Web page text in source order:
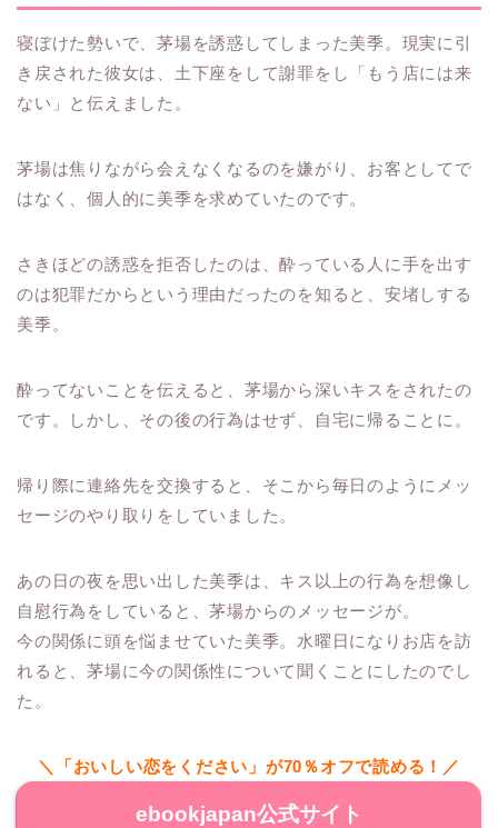
寝ぼけた勢いで、茅場を誘惑してしまった美季。現実に引
き戻された彼女は、土下座をして謝罪をし「もう店には来
ない」と伝えました。
茅場は焦りながら会えなくなるのを嫌がり、お客としてで
はなく、個人的に美季を求めていたのです。
さきほどの誘惑を拒否したのは、酔っている人に手を出す
のは犯罪だからという理由だったのを知ると、安堵しする
美季。
酔ってないことを伝えると、茅場から深いキスをされたの
です。しかし、その後の行為はせず、自宅に帰ることに。
帰り際に連絡先を交換すると、そこから毎日のようにメッ
セージのやり取りをしていました。
あの日の夜を思い出した美季は、キス以上の行為を想像し
自慰行為をしていると、茅場からのメッセージが。
今の関係に頭を悩ませていた美季。水曜日になりお店を訪
れると、茅場に今の関係性について聞くことにしたのでし
た。
＼「おいしい恋をください」が70％オフで読める！／
ebookjapan公式サイト